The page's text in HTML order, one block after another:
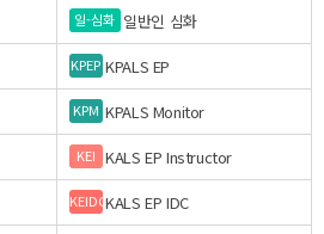
일-심화 일반인 심화
KPEP KPALS EP
KPM KPALS Monitor
KEI KALS EP Instructor
KEIDCKALS EP IDC